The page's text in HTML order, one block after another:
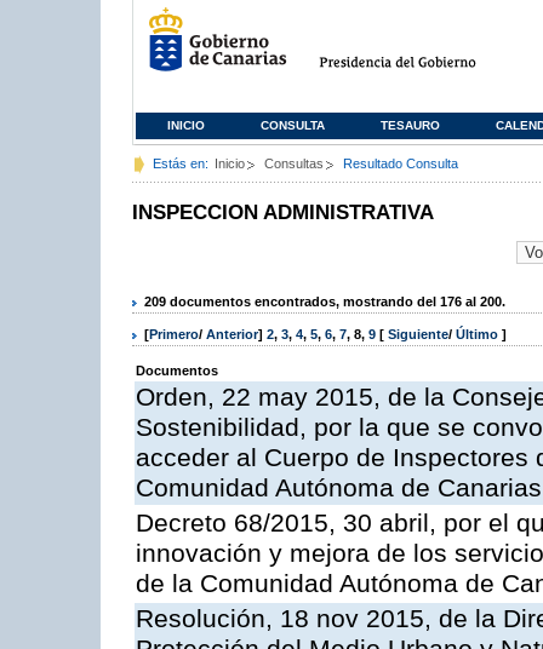
INICIO CONSULTA TESAURO
Estás en: Inicio Consultas Resultado Consulta
INSPECCION ADMINISTRATIVA
209 documentos encontrados, mostrando del 176 al 200.
[Primero/ Anterior] 2, 3, 4, 5, 6, 7, 8, 9 [ Siguiente/ Último ]
Documentos
Orden, 22 may 2015, de la
Sostenibilidad, por la que se
acceder al Cuerpo de
Comunidad Autónoma de Canarias
Decreto 68/2015, 30 abril, por el
innovación y mejora de los
de la Comunidad Autónoma de
Resolución, 18 nov 2015, de la